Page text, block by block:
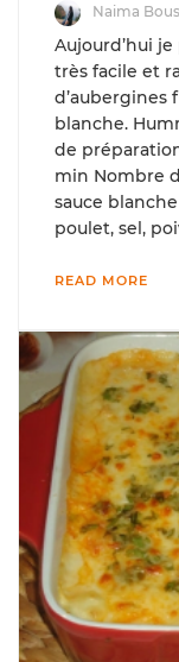
Naima
Aujourd’hui
très facile et
d’aubergines
blanche.
de
min Nombre
sauce
poulet, sel,
READ MORE